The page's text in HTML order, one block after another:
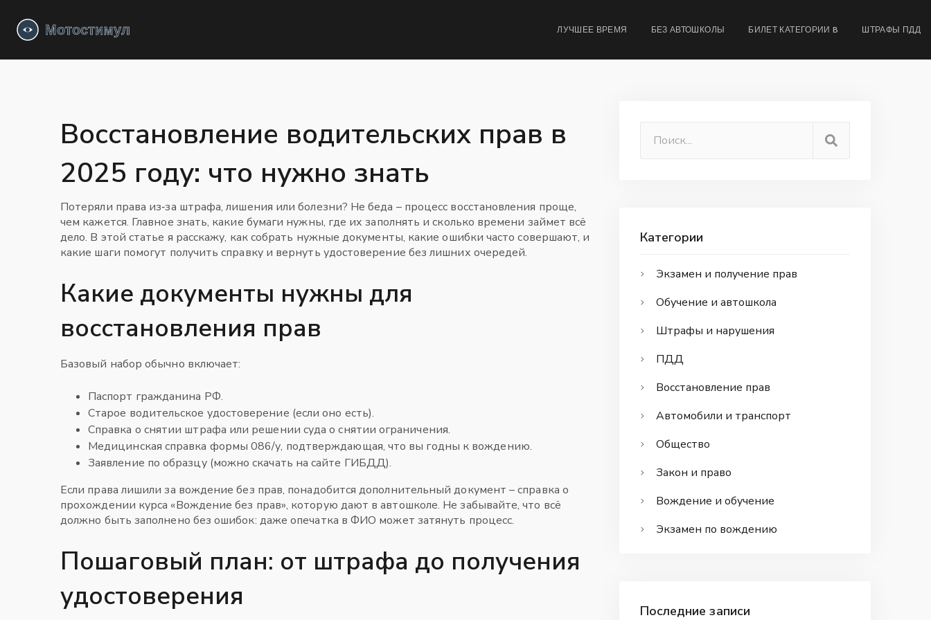
ЛУЧШЕЕ ВРЕМЯ БЕЗ АВТОШКОЛЫ БИЛЕТ КАТЕГОРИИ B ШТРАФЫ ПДД
Восстановление водительских прав в
2025 году: что нужно знать
Потеряли права из‑за штрафа, лишения или болезни? Не беда – процесс восстановления проще,
чем кажется. Главное знать, какие бумаги нужны, где их заполнять и сколько времени займет всё
дело. В этой статье я расскажу, как собрать нужные документы, какие ошибки часто совершают, и
какие шаги помогут получить справку и вернуть удостоверение без лишних очередей.
Какие документы нужны для
восстановления прав
Базовый набор обычно включает:
Паспорт гражданина РФ.
Старое водительское удостоверение (если оно есть).
Справка о снятии штрафа или решении суда о снятии ограничения.
Медицинская справка формы 086/у, подтверждающая, что вы годны к вождению.
Заявление по образцу (можно скачать на сайте ГИБДД).
Если права лишили за вождение без прав, понадобится дополнительный документ – справка о
прохождении курса «Вождение без прав», которую дают в автошколе. Не забывайте, что всё
должно быть заполнено без ошибок: даже опечатка в ФИО может затянуть процесс.
Пошаговый план: от штрафа до получения
удостоверения
Категории
Экзамен и получение прав
Обучение и автошкола
Штрафы и нарушения
ПДД
Восстановление прав
Автомобили и транспорт
Общество
Закон и право
Вождение и обучение
Экзамен по вождению
Последние записи